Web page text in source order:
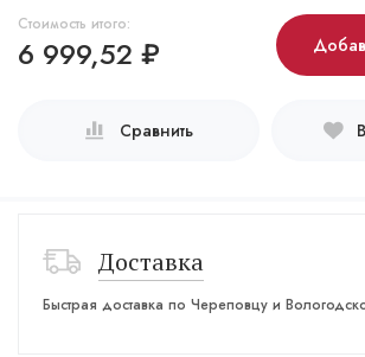
Стоимость итого:
6 999,52 ₽
Сравнить
Доставка
Быстрая доставка по Череповцу и